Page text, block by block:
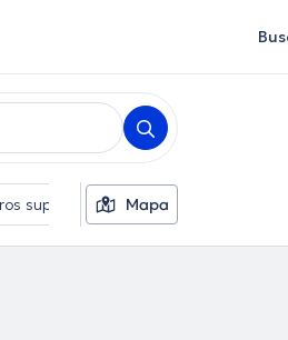
suplementariosMapa